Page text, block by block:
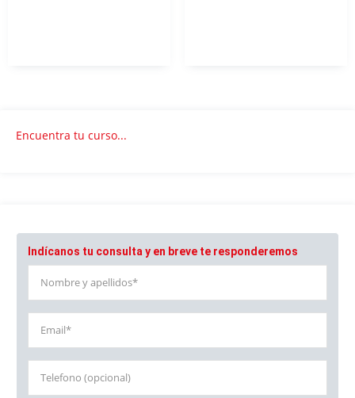
Encuentra tu curso...
Indícanos tu consulta y en breve te responderemos